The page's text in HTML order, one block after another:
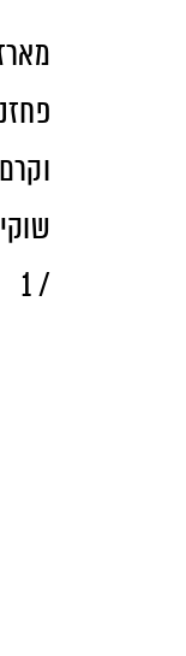
/ 1